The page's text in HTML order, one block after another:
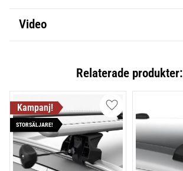
Video
Relaterade produkter:
STORSÄLJARE!
Lägg till i favoriter